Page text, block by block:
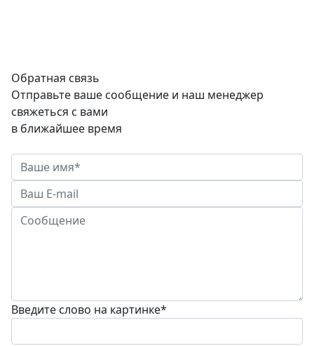
Обратная связь
Отправьте ваше сообщение и наш менеджер
свяжеться с вами
в ближайшее время
Введите слово на картинке*